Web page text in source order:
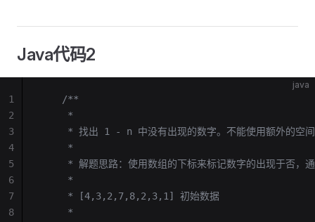
Java代码2
java
    /**
     *
* 找出 1 - n 中没有出现的数字。不能使用额外的空
     *
* 解题思路：使用数组的下标来标记数字的出现于否，
     *
     * [4,3,2,7,8,2,3,1] 初始数据
     *
1
2
3
4
5
6
7
8